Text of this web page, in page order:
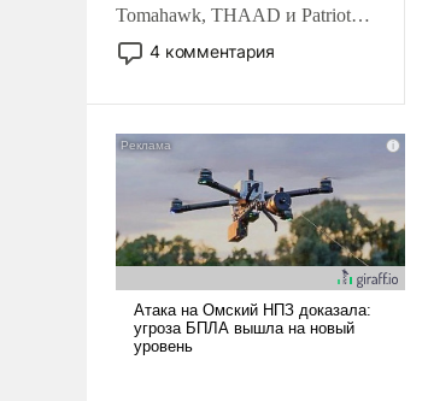
Tomahawk, THAAD и Patriot
США потребуется более трех
лет. Даже небольшая война с
Сложившаяся ситуация
означает многолетний период
уязвимости США, например,
перед Китаем.
4 комментария